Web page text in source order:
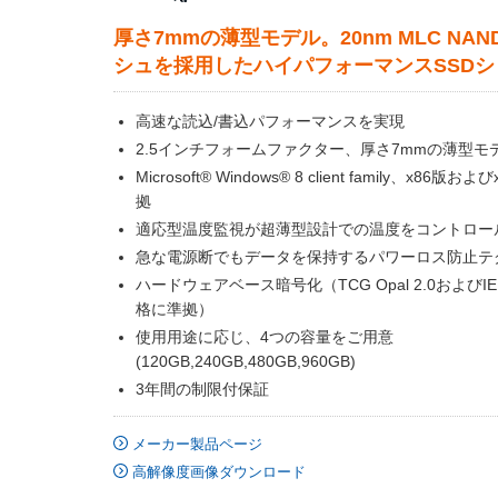
厚さ7mmの薄型モデル。20nm MLC
シュを採用したハイパフォーマンスSSD
高速な読込/書込パフォーマンスを実現
2.5インチフォームファクター、厚さ7mmの薄型モ
Microsoft® Windows® 8 client family、x86版および
拠
適応型温度監視が超薄型設計での温度をコントロー
急な電源断でもデータを保持するパワーロス防止テ
ハードウェアベース暗号化（TCG Opal 2.0および
格に準拠）
使用用途に応じ、4つの容量をご用意
(120GB,240GB,480GB,960GB)
3年間の制限付保証
メーカー製品ページ
高解像度画像ダウンロード